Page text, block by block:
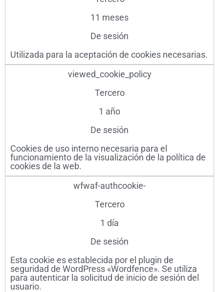
11 meses
De sesión
Utilizada para la aceptación de cookies necesarias.
viewed_cookie_policy
Tercero
1 año
De sesión
Cookies de uso interno necesaria para el
funcionamiento de la visualización de la política de
cookies de la web.
wfwaf-authcookie-
Tercero
1 día
De sesión
Esta cookie es establecida por el plugin de
seguridad de WordPress «Wordfence». Se utiliza
para autenticar la solicitud de inicio de sesión del
usuario.